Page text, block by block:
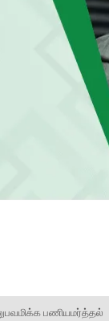
பணியமர்த்தல்